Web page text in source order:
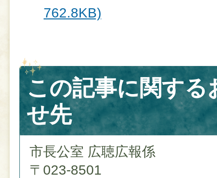
762.8KB)
この記事に関する
せ先
市長公室 広聴広報係
〒023-8501